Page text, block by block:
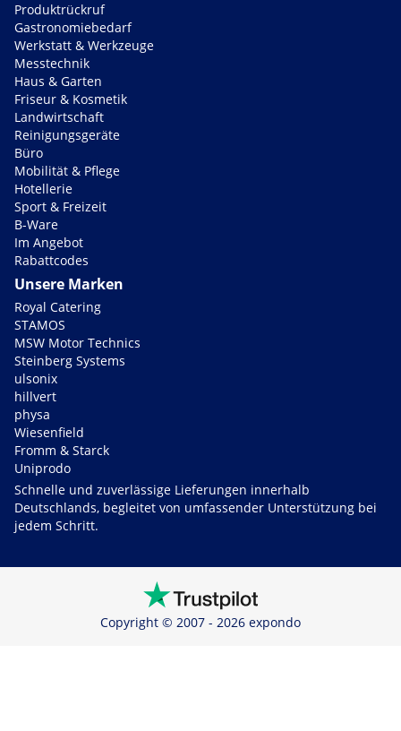
Produktrückruf
Gastronomiebedarf
Werkstatt & Werkzeuge
Messtechnik
Haus & Garten
Friseur & Kosmetik
Landwirtschaft
Reinigungsgeräte
Büro
Mobilität & Pflege
Hotellerie
Sport & Freizeit
B-Ware
Im Angebot
Rabattcodes
Unsere Marken
Royal Catering
STAMOS
MSW Motor Technics
Steinberg Systems
ulsonix
hillvert
physa
Wiesenfield
Fromm & Starck
Uniprodo
Schnelle und zuverlässige Lieferungen innerhalb
Deutschlands, begleitet von umfassender Unterstützung bei
jedem Schritt.
Copyright © 2007 - 2026 expondo